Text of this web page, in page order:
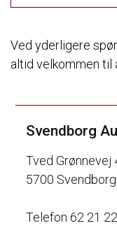
Ved yderligere
altid velkommen til
Svendborg
Tved Grønnevej
5700 Svendborg
Telefon 62 21